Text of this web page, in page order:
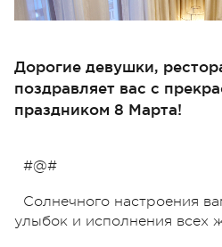
Дорогие девушки,
поздравляет вас с
праздником 8 Марта!
#@#
Солнечного настроения
улыбок и исполнения всех